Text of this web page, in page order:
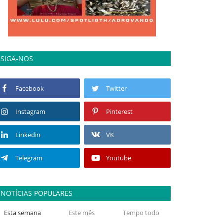
SIGA-NOS
Facebook Twitter
Instagram Pinterest
Linkedin VK
Telegram Youtube
NOTÍCIAS POPULARES
Esta semana Este mês Tempo todo